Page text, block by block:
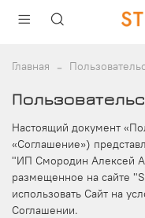
Главная
Настоящий документ
«Соглашение»)
"ИП Смородин Алексей
размещенное на сайте
использовать Сайт на
Соглашении.